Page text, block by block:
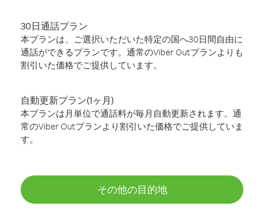
30日通話プラン
本プランは、ご選択いただいた特定の国へ30日間自由に
通話ができるプランです。通常のViber Outプランよりも
割引いた価格でご提供しています。
自動更新プラン(1ヶ月)
本プランは月単位で通話料が毎月自動更新されます。通
常のViber Outプランより割引いた価格でご提供していま
す。
その他の目的地